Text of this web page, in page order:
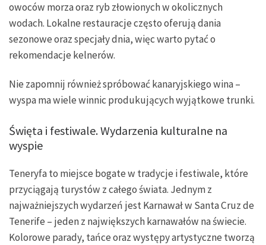
owoców morza oraz ryb złowionych w okolicznych
wodach. Lokalne restauracje często oferują dania
sezonowe oraz specjały dnia, więc warto pytać o
rekomendacje kelnerów.
Nie zapomnij również spróbować kanaryjskiego wina –
wyspa ma wiele winnic produkujących wyjątkowe trunki.
Święta i festiwale. Wydarzenia kulturalne na
wyspie
Teneryfa to miejsce bogate w tradycje i festiwale, które
przyciągają turystów z całego świata. Jednym z
najważniejszych wydarzeń jest Karnawał w Santa Cruz de
Tenerife – jeden z największych karnawałów na świecie.
Kolorowe parady, tańce oraz występy artystyczne tworzą